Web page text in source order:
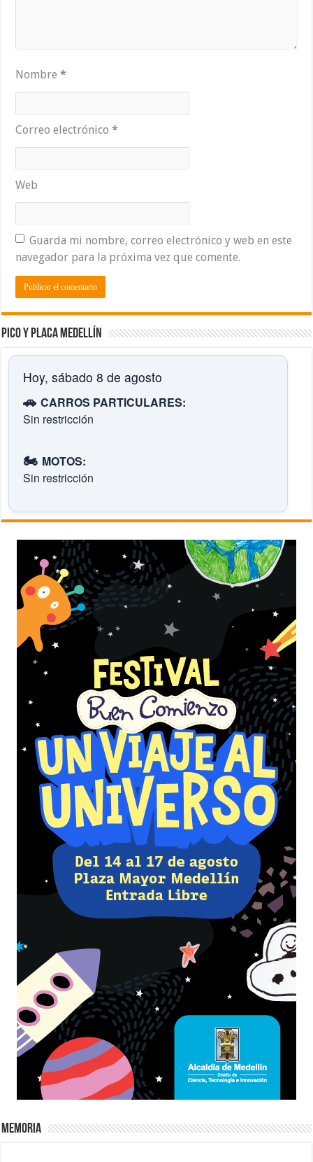
Nombre*
Correo electrónico*
Web
Guarda mi nombre, correo electrónico y web en este
navegador para la próxima vez que comente.
Pico y placa Medellín
Hoy, sábado 8 de agosto
🚗 CARROS PARTICULARES:
Sin restricción
🏍️ MOTOS:
Sin restricción
Memoria